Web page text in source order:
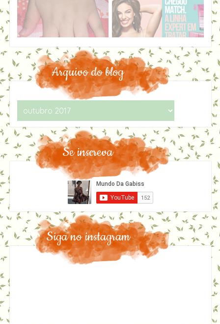
Arquivo do blog
Se inscreva
Siga no instagram